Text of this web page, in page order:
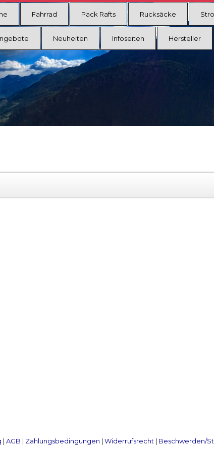
Fahrrad Pack Rafts Rucksäcke
Neuheiten Infoseiten Hersteller
| AGB | Zahlungsbedingungen | Widerrufsrecht | Beschwerden/